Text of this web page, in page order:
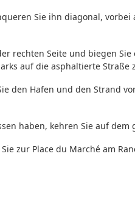
Sie ihn diagonal,
rechten Seite und biegen
auf die asphaltierte Straße
den Hafen und den Strand
haben, kehren Sie auf dem
zur Place du Marché am